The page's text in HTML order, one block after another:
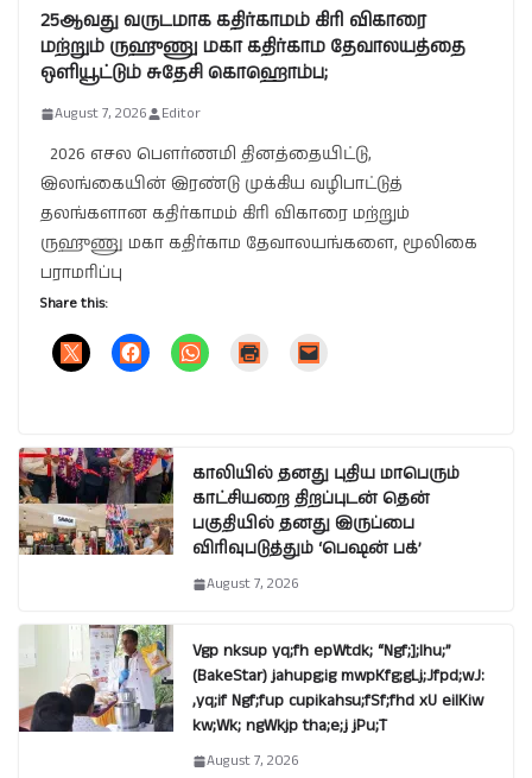
25ஆவது வருடமாக கதிர்காமம் கிரி விகாரை
மற்றும் ருஹுணு மகா கதிர்காம தேவாலயத்தை
ஒளியூட்டும் சுதேசி கொஹொம்ப;
August 7, 2026 Editor
2026 எசல பௌர்ணமி தினத்தையிட்டு,
இலங்கையின் இரண்டு முக்கிய வழிபாட்டுத்
தலங்களான கதிர்காமம் கிரி விகாரை மற்றும்
ருஹுணு மகா கதிர்காம தேவாலயங்களை, மூலிகை
பராமரிப்பு
Share this:
காலியில் தனது புதிய மாபெரும்
காட்சியறை திறப்புடன் தென்
பகுதியில் தனது இருப்பை
விரிவுபடுத்தும் ‘பெஷன் பக்’
August 7, 2026
Vgp nksup yq;fh epWtdk; “Ngf;];lhu;”
(BakeStar) jahupg;ig mwpKfg;gLj;Jfpd;wJ:
,yq;if Ngf;fup cupikahsu;fSf;fhd xU eilKiw
kw;Wk; ngWkjp tha;e;j jPu;T
August 7, 2026